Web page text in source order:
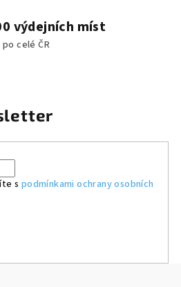
výdejních míst
po celé ČR
s podmínkami ochrany osobních